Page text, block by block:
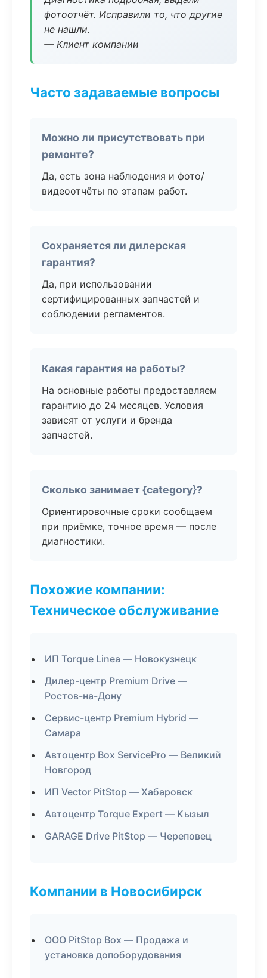
фотоотчёт. Исправили то, что другие
не нашли.
— Клиент компании
Часто задаваемые вопросы
Можно ли присутствовать при
ремонте?
Да, есть зона наблюдения и фото/
видеоотчёты по этапам работ.
Сохраняется ли дилерская
гарантия?
Да, при использовании
сертифицированных запчастей и
соблюдении регламентов.
Какая гарантия на работы?
На основные работы предоставляем
гарантию до 24 месяцев. Условия
зависят от услуги и бренда
запчастей.
Сколько занимает {category}?
Ориентировочные сроки сообщаем
при приёмке, точное время — после
диагностики.
Похожие компании:
Техническое обслуживание
ИП Torque Linea — Новокузнецк
Дилер-центр Premium Drive —
Ростов-на-Дону
Сервис-центр Premium Hybrid —
Самара
Автоцентр Box ServicePro — Великий
Новгород
ИП Vector PitStop — Хабаровск
Автоцентр Torque Expert — Кызыл
GARAGE Drive PitStop — Череповец
Компании в Новосибирск
ООО PitStop Box — Продажа и
установка допоборудования